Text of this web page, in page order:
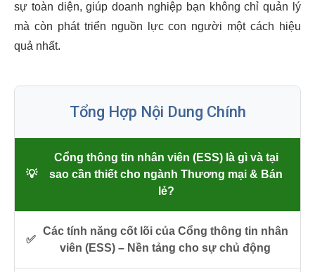
sự toàn diện, giúp doanh nghiệp bạn không chỉ quản lý
mà còn phát triển nguồn lực con người một cách hiệu
quả nhất.
Tổng Hợp Nội Dung Chính
💡
Cổng thông tin nhân viên (ESS) là gì và tại
sao cần thiết cho ngành Thương mại & Bán
lẻ?
✅
Các tính năng cốt lõi của Cổng thông tin nhân
viên (ESS) – Nền tảng cho sự chủ động